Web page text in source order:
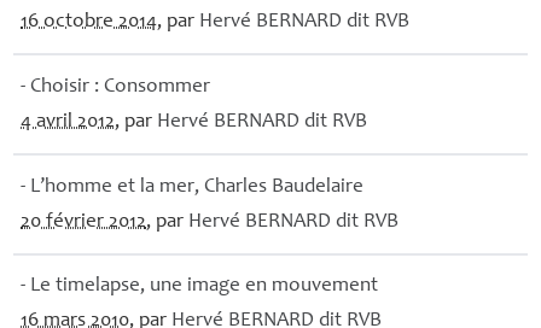
16 octobre 2014, par Hervé BERNARD dit RVB
- Choisir : Consommer
4 avril 2012, par Hervé BERNARD dit RVB
- L’homme et la mer, Charles Baudelaire
20 février 2012, par Hervé BERNARD dit RVB
- Le timelapse, une image en mouvement
16 mars 2010, par Hervé BERNARD dit RVB